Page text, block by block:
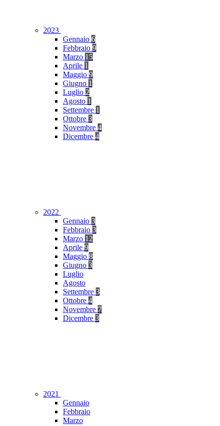
2023
Gennaio 6
Febbraio 9
Marzo 15
Aprile 1
Maggio 9
Giugno 1
Luglio 2
Agosto 1
Settembre 1
Ottobre 3
Novembre 4
Dicembre 4
2022
Gennaio 3
Febbraio 3
Marzo 12
Aprile 9
Maggio 8
Giugno 3
Luglio
Agosto
Settembre 3
Ottobre 4
Novembre 7
Dicembre 3
2021
Gennaio
Febbraio
Marzo